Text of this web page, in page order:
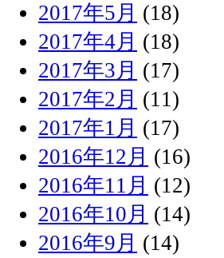
2017年5月 (18)
2017年4月 (18)
2017年3月 (17)
2017年2月 (11)
2017年1月 (17)
2016年12月 (16)
2016年11月 (12)
2016年10月 (14)
2016年9月 (14)